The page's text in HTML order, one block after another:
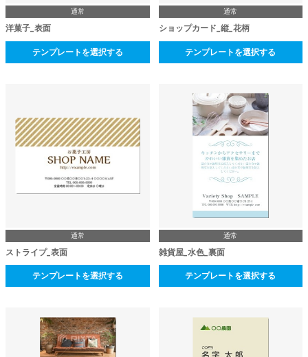
通常
洋菓子_表面
テンプレートを選択する
通常
ショップカード_縦_花柄
テンプレートを選択する
通常
ストライプ_表面
テンプレートを選択する
通常
雑貨屋_水色_裏面
テンプレートを選択する